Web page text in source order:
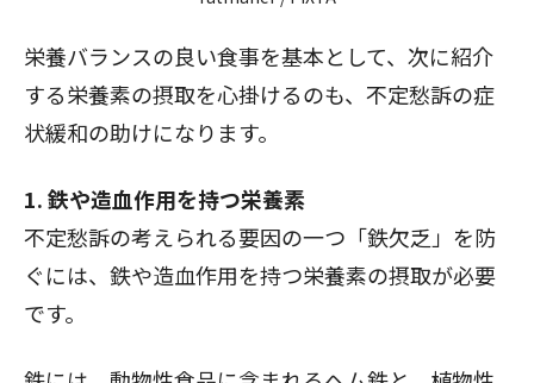
栄養バランスの良い食事を基本として、次に紹介
する栄養素の摂取を心掛けるのも、不定愁訴の症
状緩和の助けになります。
1. 鉄や造血作用を持つ栄養素
不定愁訴の考えられる要因の一つ「鉄欠乏」を防
ぐには、鉄や造血作用を持つ栄養素の摂取が必要
です。
閉じる